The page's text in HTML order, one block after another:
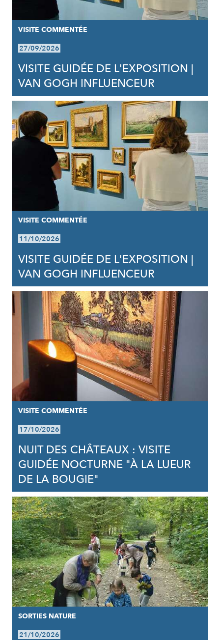
VISITE COMMENTÉE
27/09/2026
VISITE GUIDÉE DE L'EXPOSITION |
VAN GOGH INFLUENCEUR
VISITE COMMENTÉE
11/10/2026
VISITE GUIDÉE DE L'EXPOSITION |
VAN GOGH INFLUENCEUR
VISITE COMMENTÉE
17/10/2026
NUIT DES CHÂTEAUX : VISITE
GUIDÉE NOCTURNE "À LA LUEUR
DE LA BOUGIE"
SORTIES NATURE
21/10/2026